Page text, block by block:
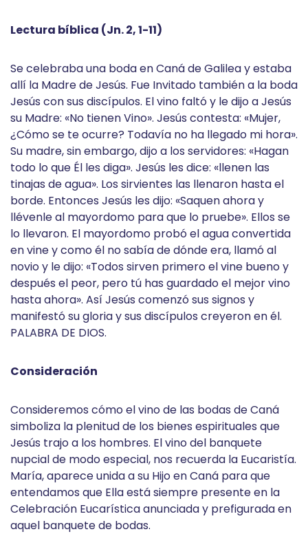
Lectura bíblica (Jn. 2, 1-11)
Se celebraba una boda en Caná de Galilea y estaba
allí la Madre de Jesús. Fue Invitado también a la boda
Jesús con sus discípulos. El vino faltó y le dijo a Jesús
su Madre: «No tienen Vino». Jesús contesta: «Mujer,
¿Cómo se te ocurre? Todavía no ha llegado mi hora».
Su madre, sin embargo, dijo a los servidores: «Hagan
todo lo que Él les diga». Jesús les dice: «llenen las
tinajas de agua». Los sirvientes las llenaron hasta el
borde. Entonces Jesús les dijo: «Saquen ahora y
llévenle al mayordomo para que lo pruebe». Ellos se
lo llevaron. El mayordomo probó el agua convertida
en vine y como él no sabía de dónde era, llamó al
novio y le dijo: «Todos sirven primero el vine bueno y
después el peor, pero tú has guardado el mejor vino
hasta ahora». Así Jesús comenzó sus signos y
manifestó su gloria y sus discípulos creyeron en él.
PALABRA DE DIOS.
Consideración
Consideremos cómo el vino de las bodas de Caná
simboliza la plenitud de los bienes espirituales que
Jesús trajo a los hombres. El vino del banquete
nupcial de modo especial, nos recuerda la Eucaristía.
María, aparece unida a su Hijo en Caná para que
entendamos que Ella está siempre presente en la
Celebración Eucarística anunciada y prefigurada en
aquel banquete de bodas.